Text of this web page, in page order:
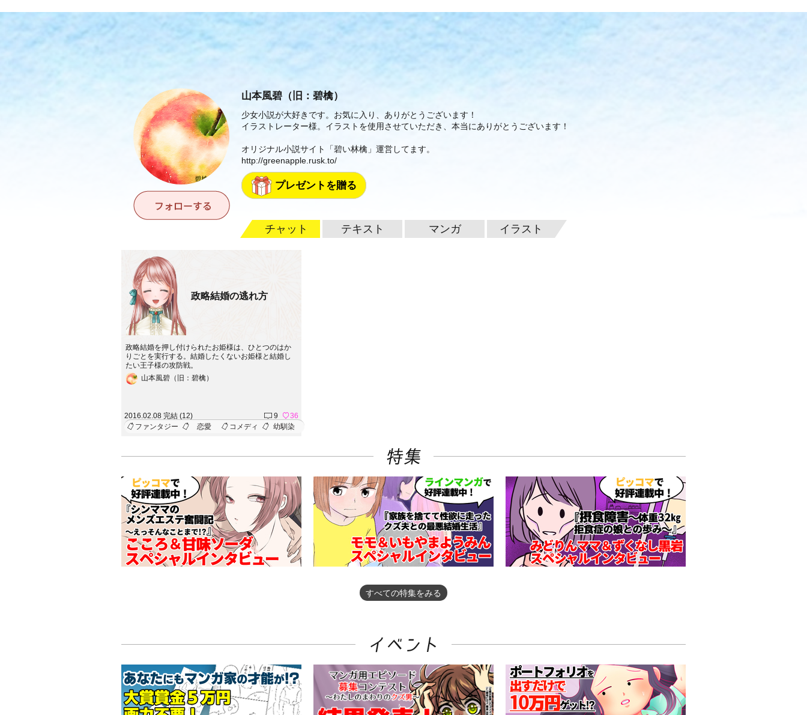
山本風碧（旧：碧檎）
少女小説が大好きです。お気に入り、ありがとうございます！
イラストレーター様。イラストを使用させていただき、本当にありがとうございます！
オリジナル小説サイト「碧い林檎」運営してます。
http://greenapple.rusk.to/
プレゼントを贈る
チャット テキスト マンガ イラスト
政略結婚の逃れ方
政略結婚を押し付けられたお姫様は、ひとつのはか
りごとを実行する。結婚したくないお姫様と結婚し
たい王子様の攻防戦。
山本風碧（旧：碧檎）
2016.02.08 完結 (12) 9
36
ファンタジー
恋愛 コメディ 幼馴染
すべての特集をみる